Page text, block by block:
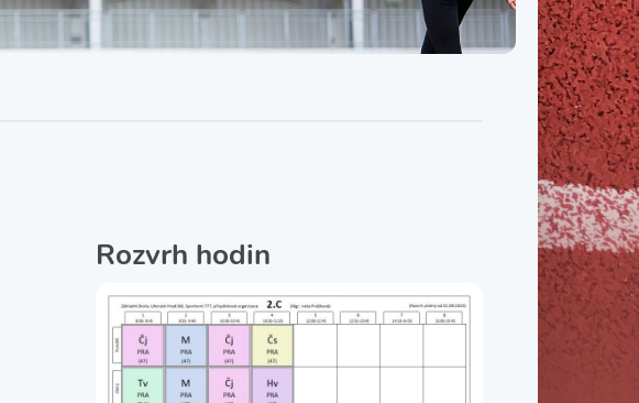
Třída VIII. A Třída VIII. C
Rozvrh hodin